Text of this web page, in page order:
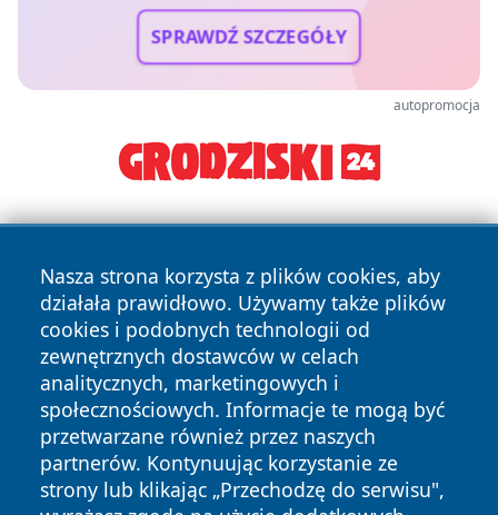
SPRAWDŹ SZCZEGÓŁY
autopromocja
Nasza strona korzysta z plików cookies, aby
działała prawidłowo. Używamy także plików
cookies i podobnych technologii od
zewnętrznych dostawców w celach
analitycznych, marketingowych i
społecznościowych. Informacje te mogą być
przetwarzane również przez naszych
partnerów. Kontynuując korzystanie ze
strony lub klikając „Przechodzę do serwisu",
Copyright © 2026 myslowicki24.pl Wszystkie prawa
zastrzeżone.
News Autorzy
Polityka
Prywatności
Polityka
Cookies